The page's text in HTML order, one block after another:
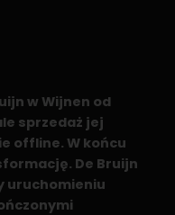
w Wijnen od
sprzedaż jej
offline. W końcu
De Bruijn
uruchomieniu